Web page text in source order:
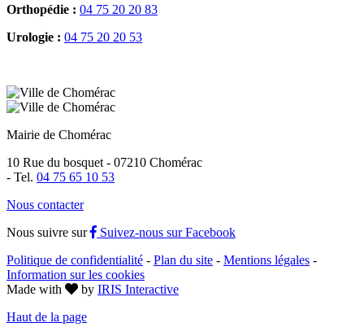
Orthopédie : 04 75 20 20 83
Urologie : 04 75 20 20 53
Mairie de Chomérac
10 Rue du bosquet - 07210 Chomérac
- Tel. 04 75 65 10 53
Nous contacter
Nous suivre sur
Suivez-nous sur Facebook
Politique de confidentialité - Plan du site - Mentions légales -
Information sur les cookies
Made with
by IRIS Interactive
Haut de la page